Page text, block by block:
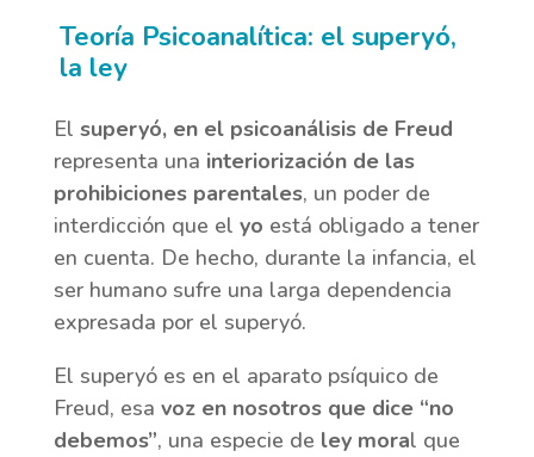
Teoría Psicoanalítica: el superyó,
la ley
El superyó, en el psicoanálisis de Freud
representa una interiorización de las
prohibiciones parentales, un poder de
interdicción que el yo está obligado a tener
en cuenta. De hecho, durante la infancia, el
ser humano sufre una larga dependencia
expresada por el superyó.
El superyó es en el aparato psíquico de
Freud, esa voz en nosotros que dice “no
debemos”, una especie de ley moral que